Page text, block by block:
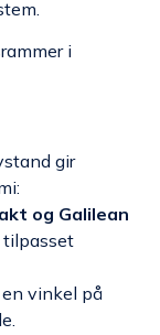
i
gir
og Galilean
tilpasset
vinkel på